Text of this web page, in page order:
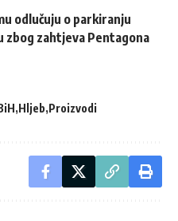
odlučuju o parkiranju
zbog zahtjeva Pentagona
Hljeb Proizvodi